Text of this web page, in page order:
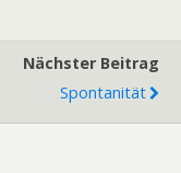
Nächster Beitrag
Spontanität